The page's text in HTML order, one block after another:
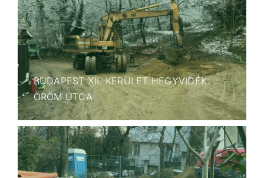
BUDAPEST XII. KERÜLET HEGYVIDÉK:
ÖRÖM UTCA